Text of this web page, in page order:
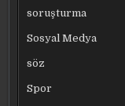
soruşturma
Sosyal Medya
söz
Spor